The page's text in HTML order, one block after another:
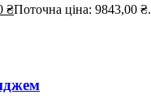
₴Поточна ціна: 9843,00 ₴.